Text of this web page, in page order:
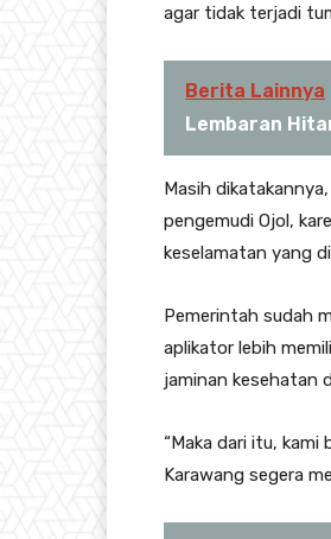
agar tidak terjadi
Berita Lainnya
Lembaran
Masih
pengemudi Ojol,
keselamatan yang
Pemerintah sudah
aplikator lebih
jaminan kesehatan
“Maka dari itu, kami
Karawang segera